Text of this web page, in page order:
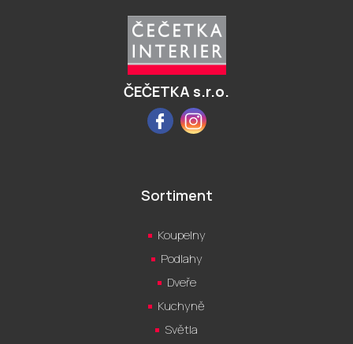
ČEČETKA s.r.o.
FacebookInstagram
Sortiment
Koupelny
Podlahy
Dveře
Kuchyně
Světla